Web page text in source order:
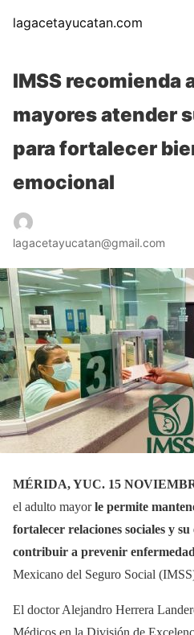
lagacetayucatan.com
IMSS recomienda
mayores atender
para fortalecer
emocional
lagacetayucatan@gmail.com
MÉRIDA, YUC. 15
el adulto mayorle permite
fortalecer relaciones sociales y
contribuir a prevenir
Mexicano del Seguro Social
El doctor Alejandro Herrera
Médicos en la División de